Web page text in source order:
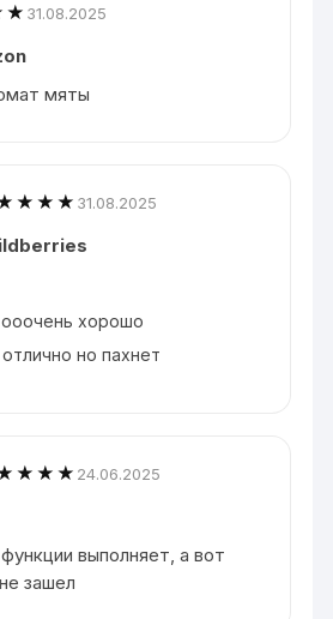
31.08.2025
мяты
31.08.2025
хорошо
но пахнет
24.06.2025
выполняет, а вот
зашел